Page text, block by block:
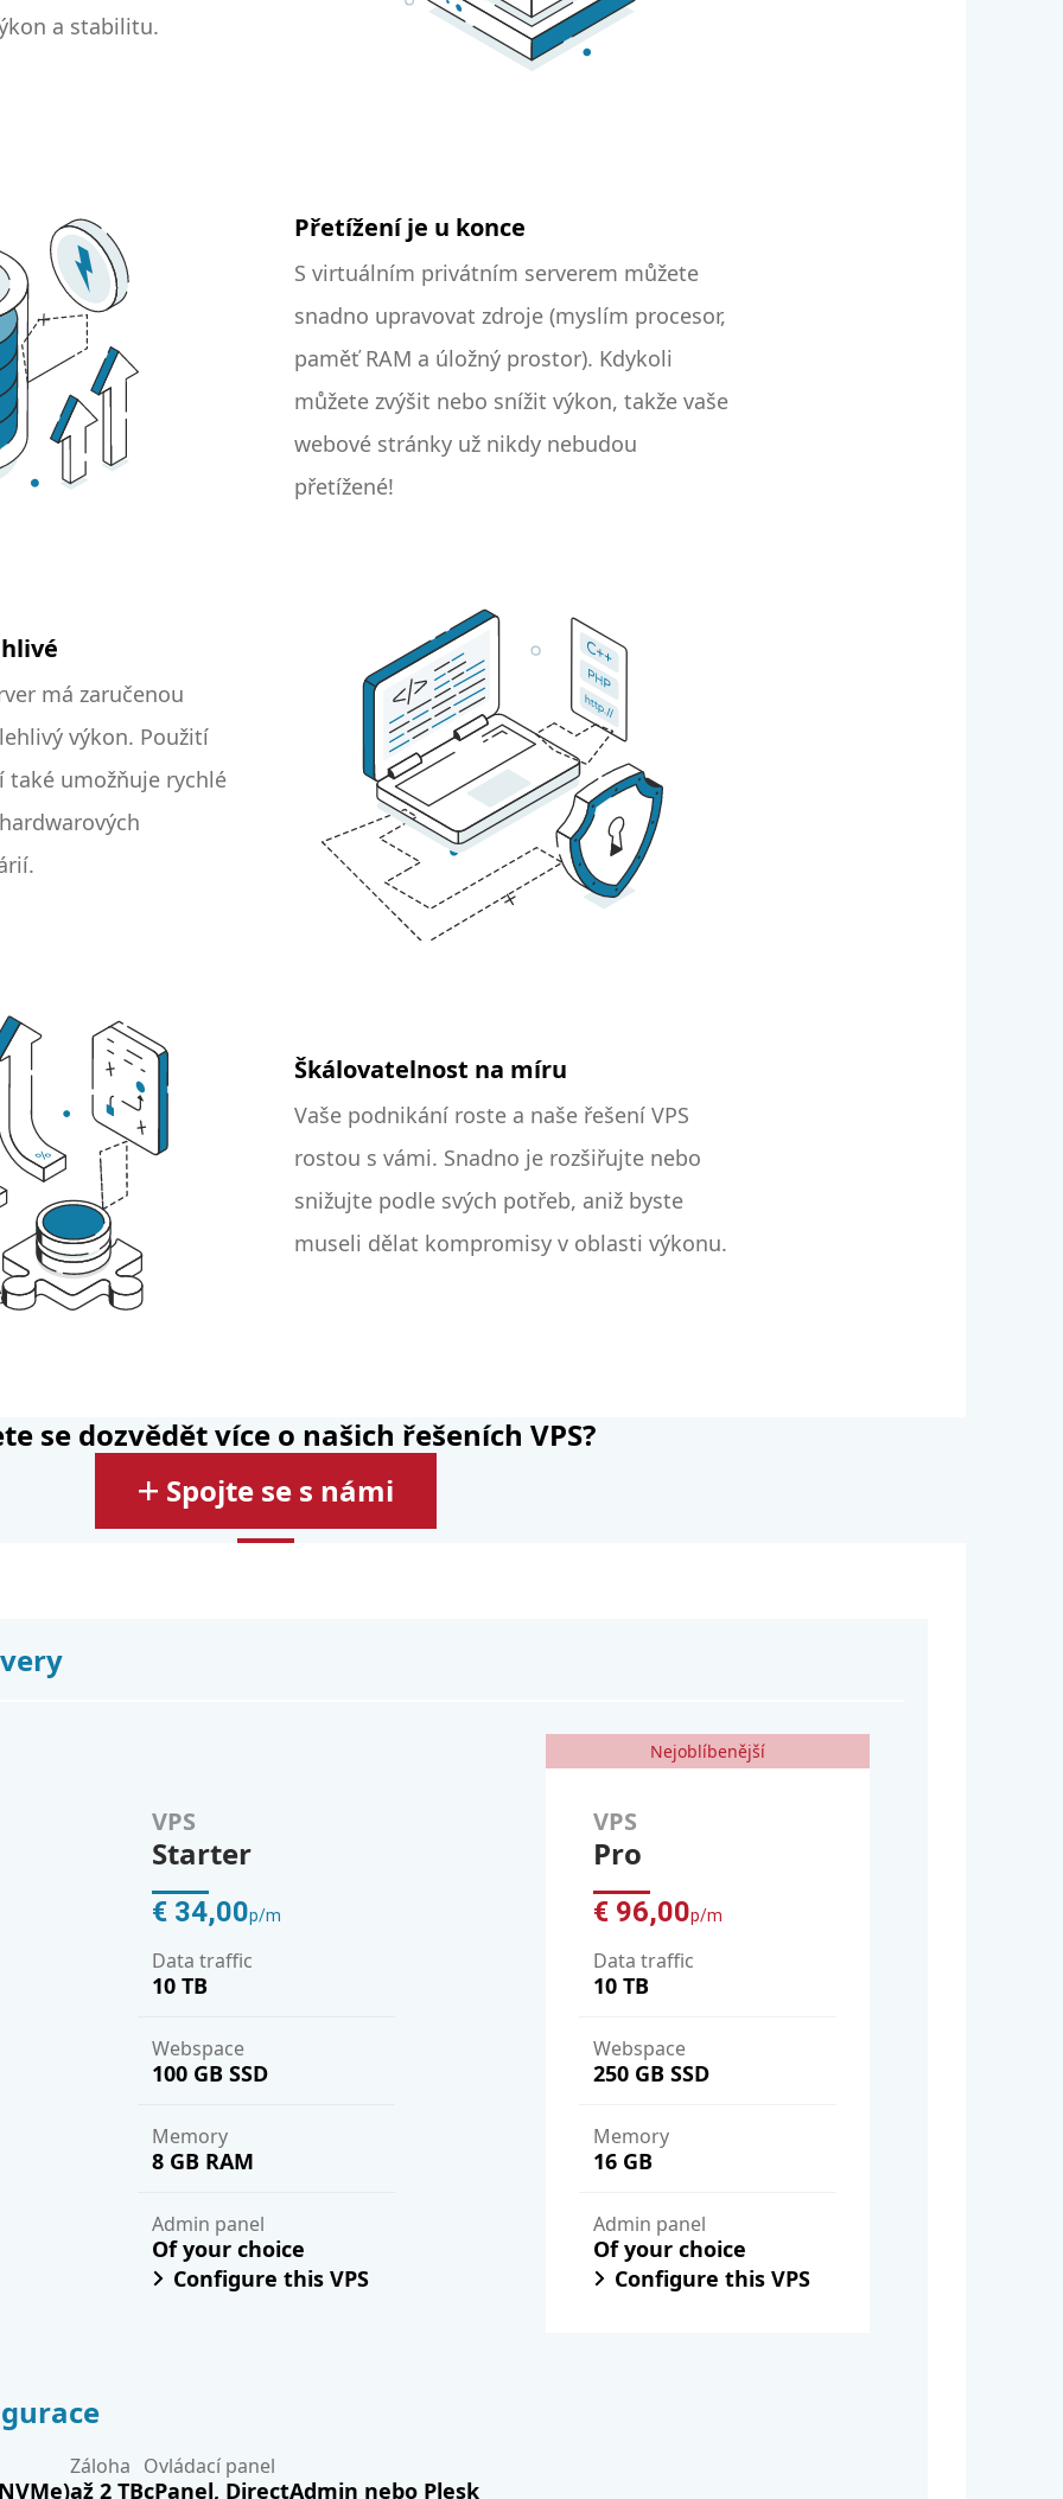
a stabilitu.
Přetížení je u konce
S virtuálním privátním serverem můžete
snadno upravovat zdroje (myslím procesor,
paměť RAM a úložný prostor). Kdykoli
můžete zvýšit nebo snížit výkon, takže vaše
webové stránky už nikdy nebudou
přetížené!
má zaručenou
výkon. Použití
umožňuje rychlé
Škálovatelnost na míru
Vaše podnikání roste a naše řešení VPS
rostou s vámi. Snadno je rozšiřujte nebo
snižujte podle svých potřeb, aniž byste
museli dělat kompromisy v oblasti výkonu.
se dozvědět více o našich řešeních VPS?
Spojte se s námi
VPS
Starter
€ 34,00p/m
Data traffic
10 TB
Webspace
100 GB SSD
Memory
8 GB RAM
Admin panel
Of your choice
Configure this VPS
Nejoblíbenější
VPS
Pro
€ 96,00p/m
Data traffic
10 TB
Webspace
250 GB SSD
Memory
16 GB
Admin panel
Of your choice
Configure this VPS
Záloha
až 2 TB
Ovládací panel
cPanel, DirectAdmin nebo Plesk